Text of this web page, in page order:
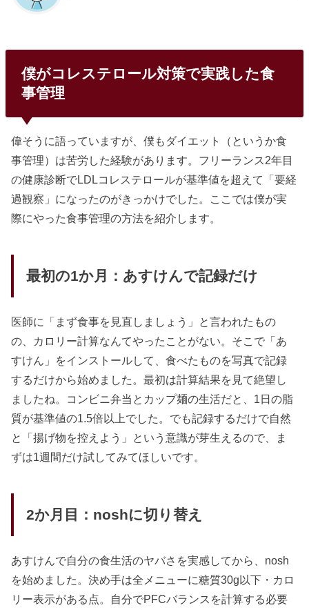
僕がコレステロール対策で実践した食
事管理
偉そうに語っていますが、僕もダイエット（というか食
事管理）は苦労した経験があります。フリーランス2年目
の健康診断でLDLコレステロールが基準値を超えて「要経
過観察」になったのがきっかけでした。ここでは僕が実
際にやった食事管理の方法を紹介します。
最初の1か月：あすけんで記録だけ
医師に「まず食事を見直しましょう」と言われたもの
の、カロリー計算なんてやったことがない。そこで「あ
すけん」をインストールして、食べたものを写真で記録
するだけから始めました。最初は計算結果を見て絶望し
ましたね。コンビニ弁当とカップ麺の生活だと、1日の脂
質が基準値の1.5倍以上でした。でも記録するだけで自然
と「揚げ物を控えよう」という意識が芽生えるので、ま
ずは1週間だけ試してみてほしいです。
2か月目：noshに切り替え
あすけんで自分の食生活のヤバさを実感してから、nosh
を始めました。決め手は全メニューに糖質30g以下・カロ
リー表示がある点。自分でPFCバランスを計算する必要